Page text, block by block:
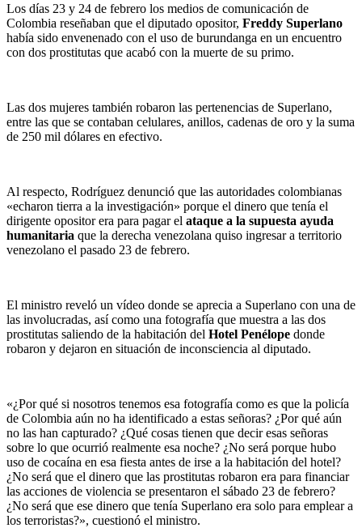
Los días 23 y 24 de febrero los medios de comunicación de
Colombia reseñaban que el diputado opositor, Freddy Superlano
había sido envenenado con el uso de burundanga en un encuentro
con dos prostitutas que acabó con la muerte de su primo.
Las dos mujeres también robaron las pertenencias de Superlano,
entre las que se contaban celulares, anillos, cadenas de oro y la suma
de 250 mil dólares en efectivo.
Al respecto, Rodríguez denunció que las autoridades colombianas
«echaron tierra a la investigación» porque el dinero que tenía el
dirigente opositor era para pagar el ataque a la supuesta ayuda
humanitaria que la derecha venezolana quiso ingresar a territorio
venezolano el pasado 23 de febrero.
El ministro reveló un vídeo donde se aprecia a Superlano con una de
las involucradas, así como una fotografía que muestra a las dos
prostitutas saliendo de la habitación del Hotel Penélope donde
robaron y dejaron en situación de inconsciencia al diputado.
«¿Por qué si nosotros tenemos esa fotografía como es que la policía
de Colombia aún no ha identificado a estas señoras? ¿Por qué aún
no las han capturado? ¿Qué cosas tienen que decir esas señoras
sobre lo que ocurrió realmente esa noche? ¿No será porque hubo
uso de cocaína en esa fiesta antes de irse a la habitación del hotel?
¿No será que el dinero que las prostitutas robaron era para financiar
las acciones de violencia se presentaron el sábado 23 de febrero?
¿No será que ese dinero que tenía Superlano era solo para emplear a
los terroristas?», cuestionó el ministro.